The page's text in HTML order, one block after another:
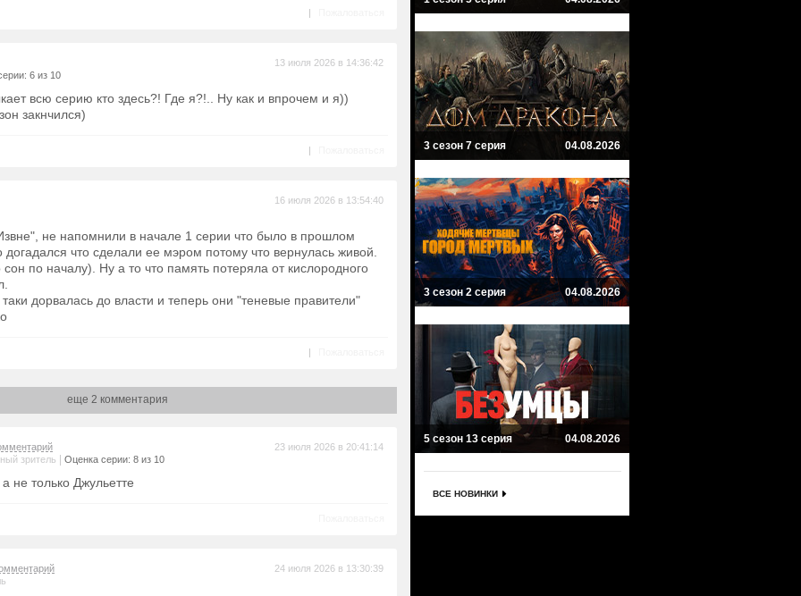
|
6 из 10
13 июля 2026 в 14:36:42
всю серию кто здесь?! Где я?!.. Ну как и впрочем и я))
закнчился)
|
16 июля 2026 в 13:54:40
не напомнили в начале 1 серии что было в прошлом
догадался что сделали ее мэром потому что вернулась живой.
сон по началу). Ну а то что память потеряла от кислородного
дорвалась до власти и теперь они "теневые правители"
|
еще 2 комментария
зритель Оценка серии: 8 из 10
23 июля 2026 в 20:41:14
не только Джульетте
24 июля 2026 в 13:30:39
3 сезон 7 серия 04.08.2026
3 сезон 2 серия 04.08.2026
5 сезон 13 серия 04.08.2026
ВСЕ НОВИНКИ